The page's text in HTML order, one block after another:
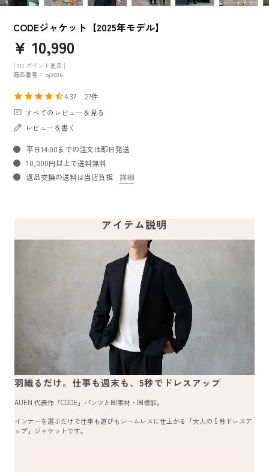
CODEジャケット【2025年モデル】
¥ 10,990
[ 110 ポイント進呈 ]
商品番号
oj3036
4.37
27
すべてのレビューを見る
レビューを書く
平日14:00までの注文は即日発送
10,000円以上で送料無料
返品交換の送料は当店負担
詳細
アイテム説明
羽織るだけ。仕事も週末も、5秒でドレスアップ
AUEN 代表作「CODE」パンツと同素材・同機能。
インナーを選ぶだけで仕事も遊びもシームレスに仕上がる「大人の 5 秒ドレスア
ップ」ジャケットです。